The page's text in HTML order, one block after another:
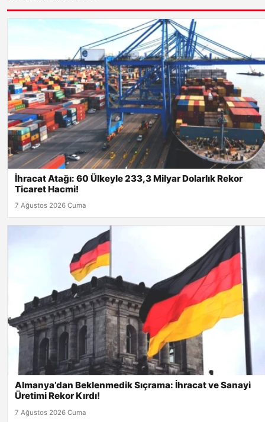
İhracat Atağı: 60 Ülkeyle 233,3 Milyar Dolarlık Rekor
Ticaret Hacmi!
7 Ağustos 2026 Cuma
Almanya’dan Beklenmedik Sıçrama: İhracat ve Sanayi
Üretimi Rekor Kırdı!
7 Ağustos 2026 Cuma